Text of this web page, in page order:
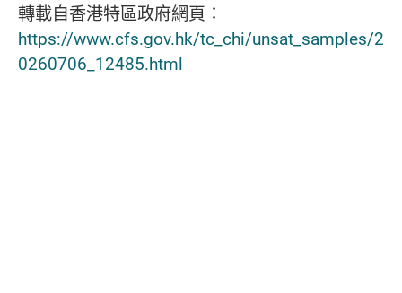
轉載自香港特區政府網頁∶
https://www.cfs.gov.hk/tc_chi/unsat_samples/2
0260706_12485.html